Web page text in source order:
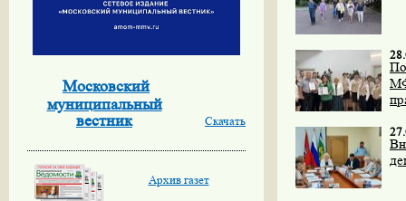
Московский
муниципальный
вестник
Скачать
Архив газет